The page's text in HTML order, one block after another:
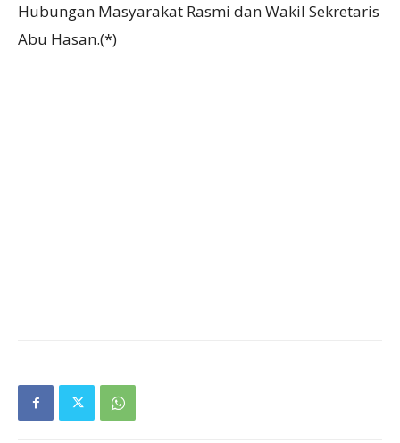
Hubungan Masyarakat Rasmi dan Wakil Sekretaris
Abu Hasan.(*)